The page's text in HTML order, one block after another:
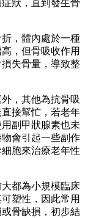
狀，直到發生骨
，體內處於一種
，但骨吸收作用
失骨量，導致整
，其他為抗骨吸
接幫忙，若老年
副甲狀腺素也未
會引起一些副作
胞來治療老年性
都為小規模臨床
塑性，因此常用
骨缺損，初步結